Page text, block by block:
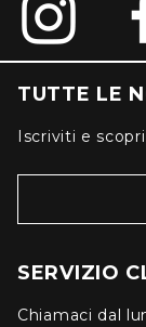
TUTTE LE
Iscriviti e
SERVIZIO
Chiamaci dal